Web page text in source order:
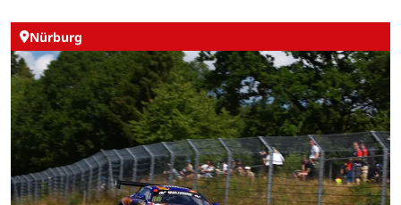
Nürburg